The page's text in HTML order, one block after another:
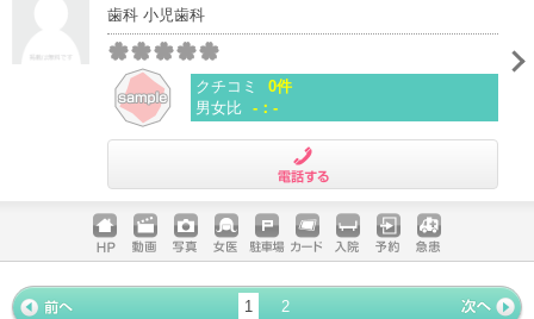
歯科 小児歯科
クチコミ
0件
男女比 -：-
ホームペ
ージ
動画 写真 女医 駐車場
クレジッ
トカード
入院 予約 急患
1
2